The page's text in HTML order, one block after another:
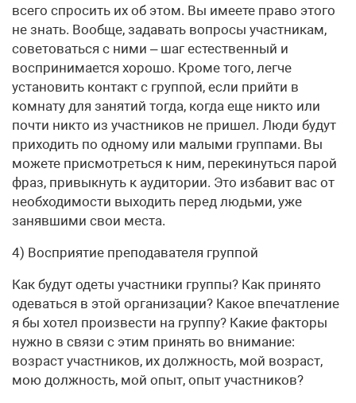
всего спросить их об этом. Вы имеете право этого
не знать. Вообще, задавать вопросы участникам,
советоваться с ними – шаг естественный и
воспринимается хорошо. Кроме того, легче
установить контакт с группой, если прийти в
комнату для занятий тогда, когда еще никто или
почти никто из участников не пришел. Люди будут
приходить по одному или малыми группами. Вы
можете присмотреться к ним, перекинуться парой
фраз, привыкнуть к аудитории. Это избавит вас от
необходимости выходить перед людьми, уже
занявшими свои места.
4) Восприятие преподавателя группой
Как будут одеты участники группы? Как принято
одеваться в этой организации? Какое впечатление
я бы хотел произвести на группу? Какие факторы
нужно в связи с этим принять во внимание:
возраст участников, их должность, мой возраст,
мою должность, мой опыт, опыт участников?